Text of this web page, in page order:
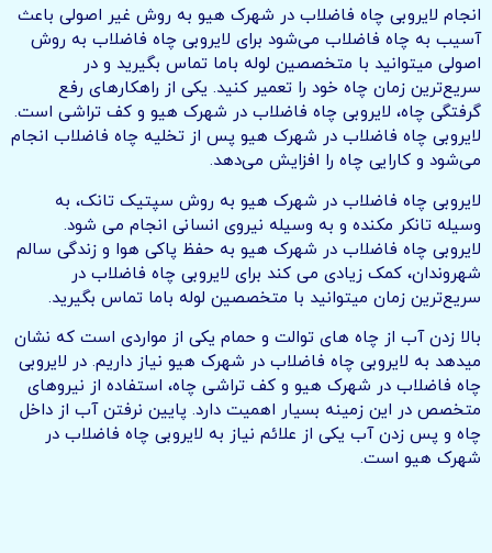
انجام لایروبی چاه فاضلاب در شهرک هیو به روش غیر اصولی باعث
آسیب به چاه فاضلاب می‌شود برای لایروبی چاه فاضلاب به روش
اصولی میتوانید با متخصصین لوله باما تماس بگیرید و در
سریع‌ترین زمان چاه خود را تعمیر کنید. یکی از راهکارهای رفع
گرفتگی چاه، لایروبی چاه فاضلاب در شهرک هیو و کف تراشی است.
لایروبی چاه فاضلاب در شهرک هیو پس از تخلیه چاه فاضلاب انجام
می‌شود و کارایی چاه را افزایش می‌دهد.
لایروبی چاه فاضلاب در شهرک هیو به روش سپتیک تانک، به
وسیله تانکر مکنده و به وسیله نیروی انسانی انجام می شود.
لایروبی چاه فاضلاب در شهرک هیو به حفظ پاکی هوا و زندگی سالم
شهروندان، کمک زیادی می کند برای لایروبی چاه فاضلاب در
سریع‌ترین زمان میتوانید با متخصصین لوله باما تماس بگیرید.
بالا زدن آب از چاه های توالت و حمام یکی از مواردی است که نشان
میدهد به لایروبی چاه فاضلاب در شهرک هیو نیاز داریم. در لایروبی
چاه فاضلاب در شهرک هیو و کف‌ تراشی چاه، استفاده از نیروهای
متخصص در این زمینه بسیار اهمیت دارد. پایین نرفتن آب از داخل
چاه و پس زدن آب یکی از علائم نیاز به لایروبی چاه فاضلاب در
شهرک هیو است.